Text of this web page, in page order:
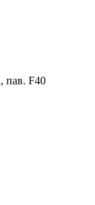
пав. F40